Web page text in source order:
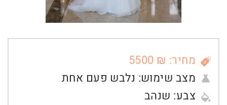
מחיר: ₪ 5500
מצב שימוש: נלבש פעם אחת
צבע: שנהב